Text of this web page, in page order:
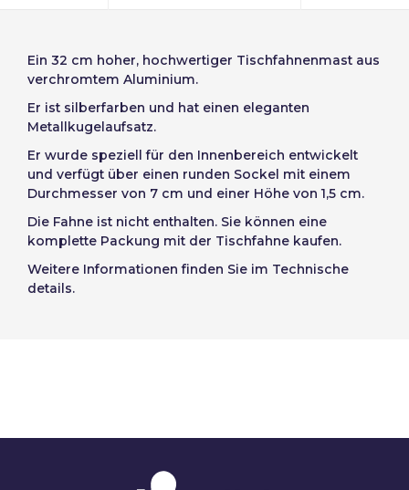
Zugang
Konto erstellen
Slovenija
Slovenčina (Slovak)
Ein 32 cm hoher, hochwertiger Tischfahnenmast aus
verchromtem Aluminium.
Er ist silberfarben und hat einen eleganten
Metallkugelaufsatz.
Er wurde speziell für den Innenbereich entwickelt
und verfügt über einen runden Sockel mit einem
Durchmesser von 7 cm und einer Höhe von 1,5 cm.
Die Fahne ist nicht enthalten. Sie können eine
komplette Packung mit der Tischfahne kaufen.
Weitere Informationen finden Sie im Technische
details.